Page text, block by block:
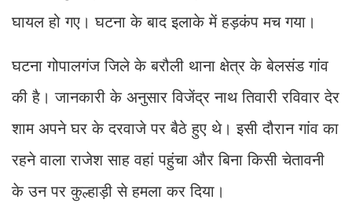
घायल हो गए। घटना के बाद इलाके में हड़कंप मच गया।
घटना गोपालगंज जिले के बरौली थाना क्षेत्र के बेलसंड गांव
की है। जानकारी के अनुसार विजेंद्र नाथ तिवारी रविवार देर
शाम अपने घर के दरवाजे पर बैठे हुए थे। इसी दौरान गांव का
रहने वाला राजेश साह वहां पहुंचा और बिना किसी चेतावनी
के उन पर कुल्हाड़ी से हमला कर दिया।